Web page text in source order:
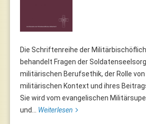
Die Schriftenreihe der
behandelt Fragen der
militärischen Berufsethik, der Rolle von
militärischen Kontext und ihres
Sie wird vom evangelischen
und... Weiterlesen